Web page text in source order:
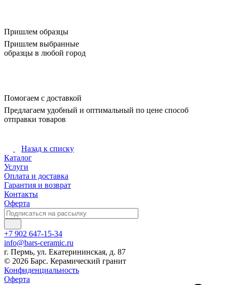
Пришлем образцы
Пришлем выбранные
образцы в любой город
Помогаем с доставкой
Предлагаем удобный и оптимальный по цене способ
отправки товаров
Назад к списку
Каталог
Услуги
Оплата и доставка
Гарантия и возврат
Контакты
Оферта
+7 902 647-15-34
info@bars-ceramic.ru
г. Пермь, ул. Екатерининская, д. 87
© 2026 Барс. Керамический гранит
Конфиденциальность
Оферта